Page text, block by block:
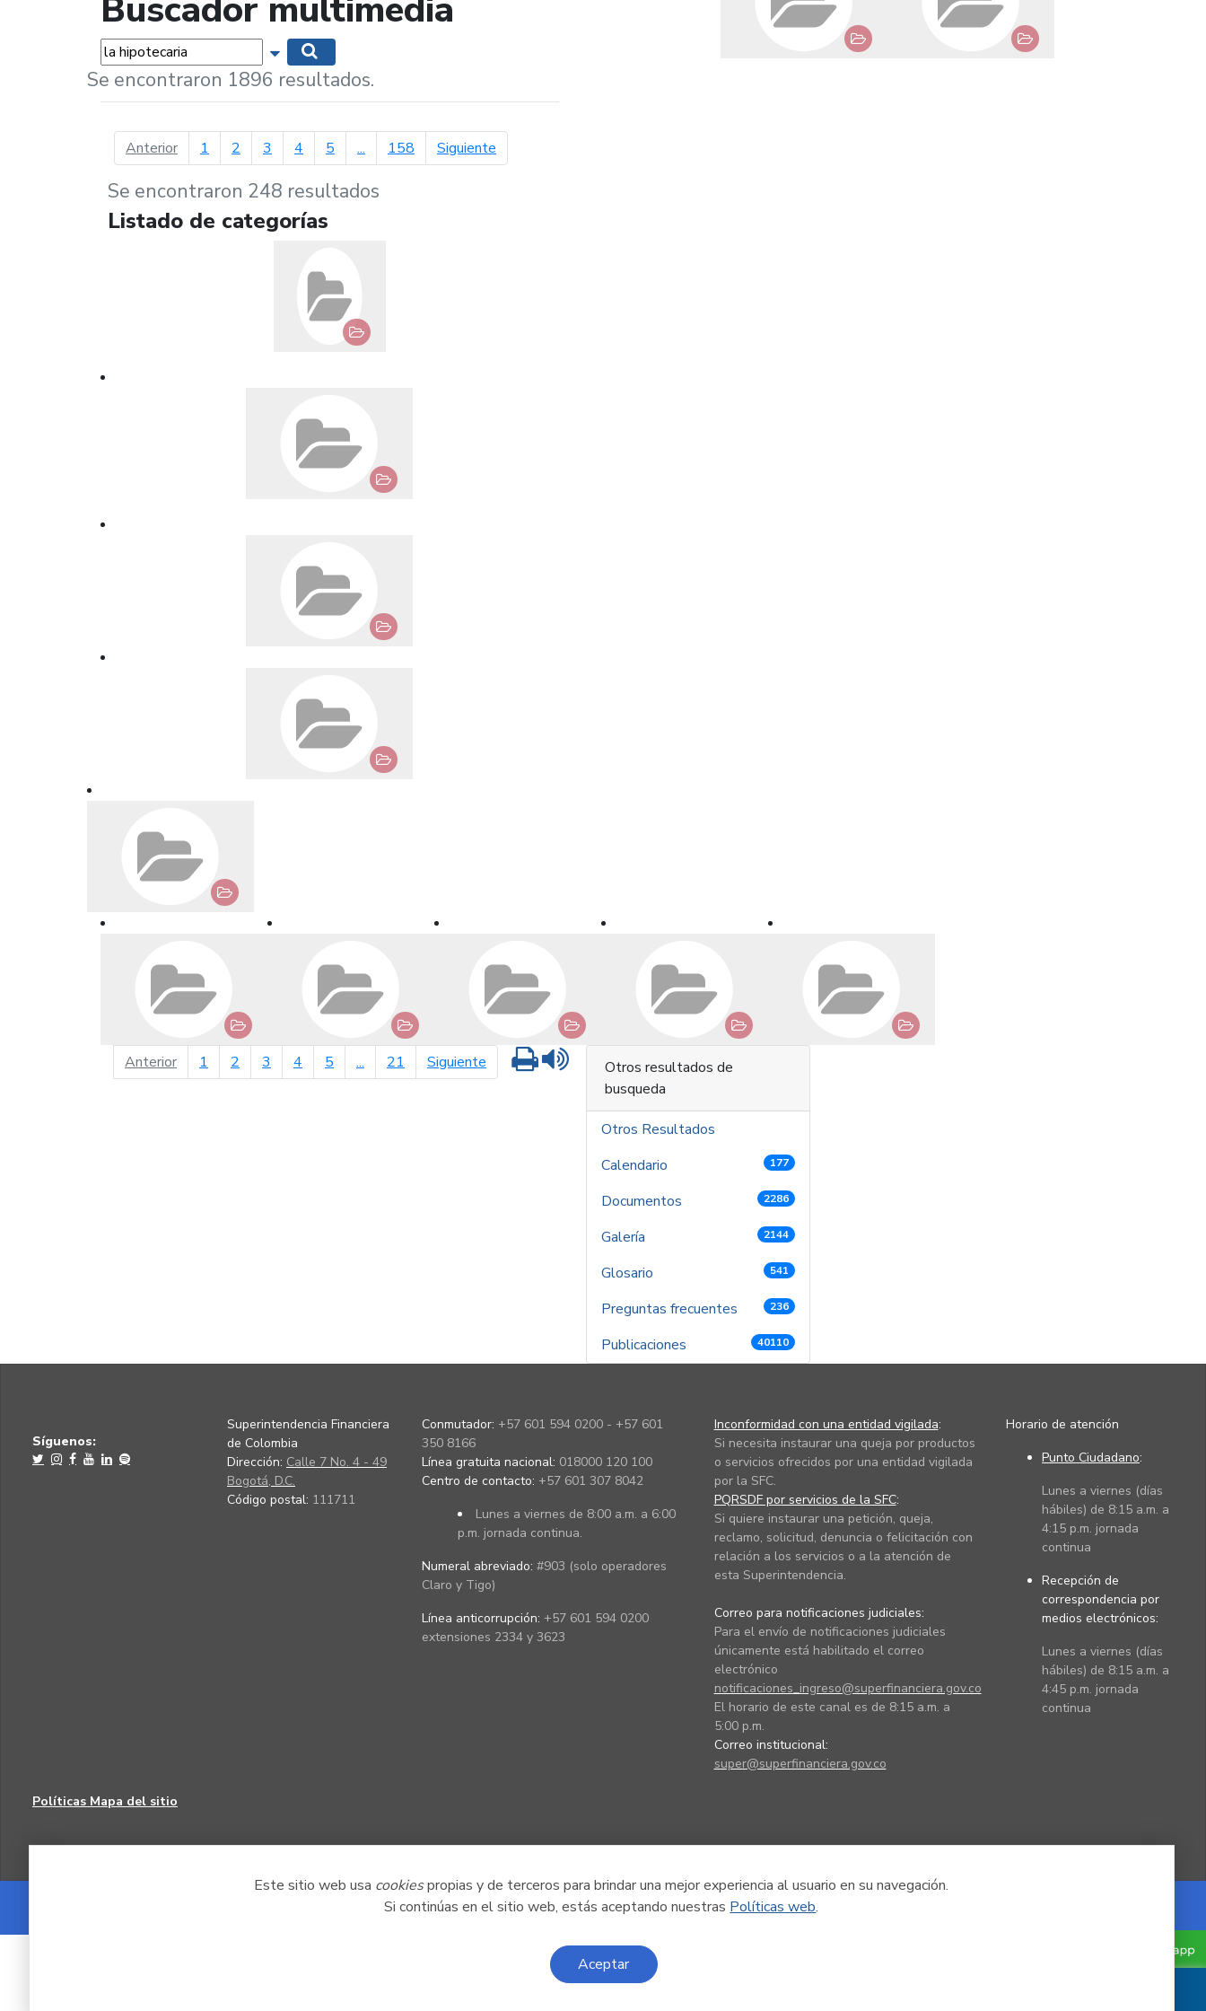
Este sitio web usa cookiespropias y de terceros para brindar una mejor experiencia al usuario en su navegación.
Si continúas en el sitio web, estás aceptando nuestras Políticas web.
Aceptar
Buscador multimedia
Palabras... Mostrar opciones de búsqueda
Se encontraron 1896 resultados.
Anteriorpágina anterior
1 2 3 4 5 ... 158 Siguientepágina siguiente
Se encontraron 248 resultados
Listado de categorías
Anteriorpágina anterior
1 2 3 4 5 ... 21 Siguiente página siguiente
Imprimir
Otros resultados de
busqueda
Otros Resultados
Calendario
177
Documentos 2286
Galería 2144
Glosario 541
Preguntas frecuentes 236
Publicaciones 40110
Síguenos:
Superintendencia Financiera
de Colombia
Dirección: Calle 7 No. 4 - 49
Bogotá, D.C.
Código postal: 111711
Conmutador: +57 601 594 0200 - +57 601
350 8166
Línea gratuita nacional: 018000 120 100
Centro de contacto: +57 601 307 8042
Lunes a viernes de 8:00 a.m. a 6:00
p.m. jornada continua.
Numeral abreviado: #903 (solo operadores
Claro y Tigo)
Línea anticorrupción: +57 601 594 0200
extensiones 2334 y 3623
Inconformidad con una entidad vigilada:
Si necesita instaurar una queja por productos
o servicios ofrecidos por una entidad vigilada
por la SFC.
PQRSDF por servicios de la SFC:
Si quiere instaurar una petición, queja,
reclamo, solicitud, denuncia o felicitación con
relación a los servicios o a la atención de
esta Superintendencia.
Correo para notificaciones judiciales:
Para el envío de notificaciones judiciales
únicamente está habilitado el correo
electrónico
notificaciones_ingreso@superfinanciera.gov.co
El horario de este canal es de 8:15 a.m. a
5:00 p.m.
Correo institucional:
super@superfinanciera.gov.co
Horario de atención
Punto Ciudadano:
Lunes a viernes (días
hábiles) de 8:15 a.m. a
4:15 p.m. jornada
continua
Recepción de
correspondencia por
medios electrónicos:
Lunes a viernes (días
hábiles) de 8:15 a.m. a
4:45 p.m. jornada
continua
Políticas Mapa del sitio
Powered by Nexura